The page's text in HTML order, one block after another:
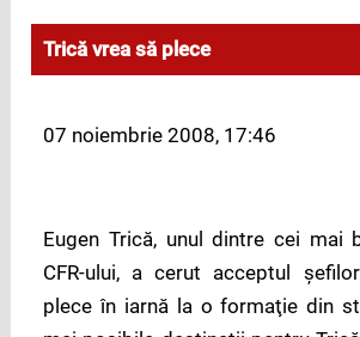
Trică vrea să plece
07 noiembrie 2008, 17:46
Eugen Trică, unul dintre cei mai
CFR-ului, a cerut acceptul
plece în iarnă la o formaţie din